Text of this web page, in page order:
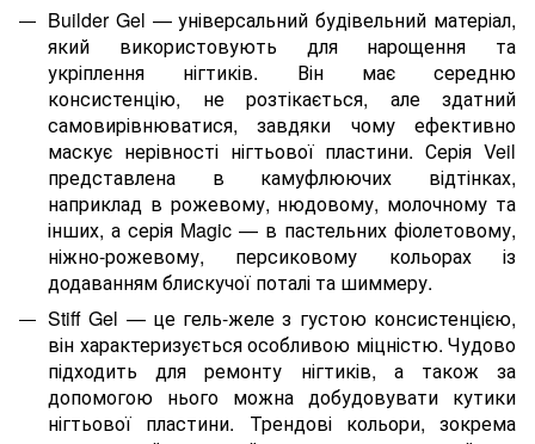
Builder Gel — універсальний будівельний матеріал,
який використовують для нарощення та
укріплення нігтиків. Він має середню
консистенцію, не розтікається, але здатний
самовирівнюватися, завдяки чому ефективно
маскує нерівності нігтьової пластини. Серія Veil
представлена в камуфлюючих відтінках,
наприклад в рожевому, нюдовому, молочному та
інших, а серія Magic — в пастельних фіолетовому,
ніжно-рожевому, персиковому кольорах із
додаванням блискучої поталі та шиммеру.
Stiff Gel — це гель-желе з густою консистенцією,
він характеризується особливою міцністю. Чудово
підходить для ремонту нігтиків, а також за
допомогою нього можна добудовувати кутики
нігтьової пластини. Трендові кольори, зокрема